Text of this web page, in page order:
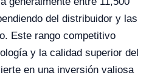
del distribuidor y las
Este rango competitivo
y la calidad superior del
en una inversión valiosa